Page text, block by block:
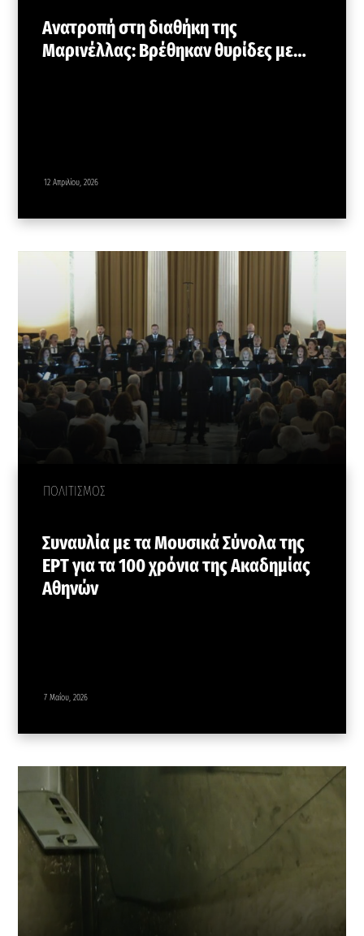
Ανατροπή στη διαθήκη της
Μαρινέλλας: Βρέθηκαν θυρίδες με…
12 Απριλίου, 2026
ΠΟΛΙΤΙΣΜΟΣ
Συναυλία με τα Μουσικά Σύνολα της
ΕΡΤ για τα 100 χρόνια της Ακαδημίας
Αθηνών
7 Μαΐου, 2026